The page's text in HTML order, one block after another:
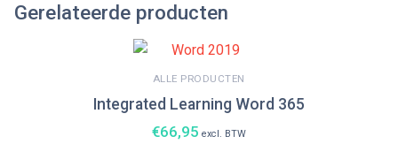
Gerelateerde producten
ALLE PRODUCTEN
Integrated Learning Word 365
€66,95 excl. BTW